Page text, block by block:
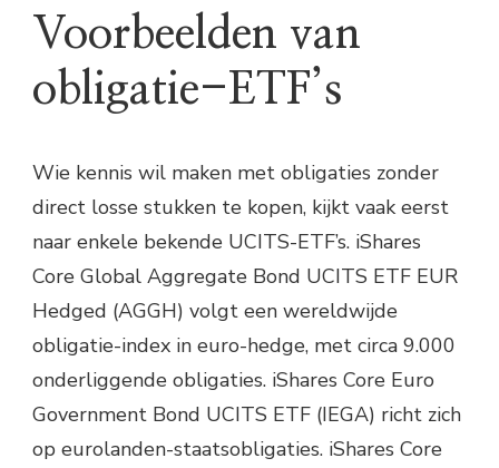
Voorbeelden van
obligatie-ETF’s
Wie kennis wil maken met obligaties zonder
direct losse stukken te kopen, kijkt vaak eerst
naar enkele bekende UCITS-ETF’s. iShares
Core Global Aggregate Bond UCITS ETF EUR
Hedged (AGGH) volgt een wereldwijde
obligatie-index in euro-hedge, met circa 9.000
onderliggende obligaties. iShares Core Euro
Government Bond UCITS ETF (IEGA) richt zich
op eurolanden-staatsobligaties. iShares Core